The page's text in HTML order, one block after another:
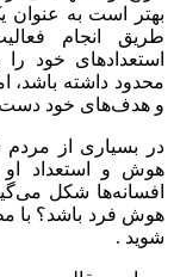
بهتر است به عنوان
طریق انجام
استعدادهای خود
محدود داشته باشد،
و هدف‌های خود دست
در بسیاری از مردم
هوش و استعداد
افسانه‌ها شکل
هوش فرد باشد؟ با
شوید .